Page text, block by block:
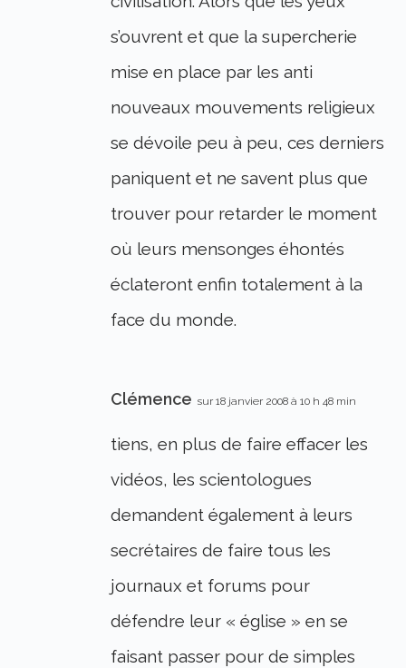
s’ouvrent et que la supercherie
mise en place par les anti
nouveaux mouvements religieux
se dévoile peu à peu, ces derniers
paniquent et ne savent plus que
trouver pour retarder le moment
où leurs mensonges éhontés
éclateront enfin totalement à la
face du monde.
Clémence sur 18 janvier 2008 à 10 h 48 min
tiens, en plus de faire effacer les
vidéos, les scientologues
demandent également à leurs
secrétaires de faire tous les
journaux et forums pour
défendre leur « église » en se
faisant passer pour de simples